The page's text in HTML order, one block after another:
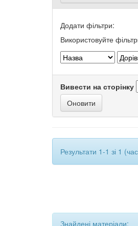
Додати фільтри:
Використовуйте
Вивести на сторінку
Результати 1-1 зі 1
Знайдені матеріали: